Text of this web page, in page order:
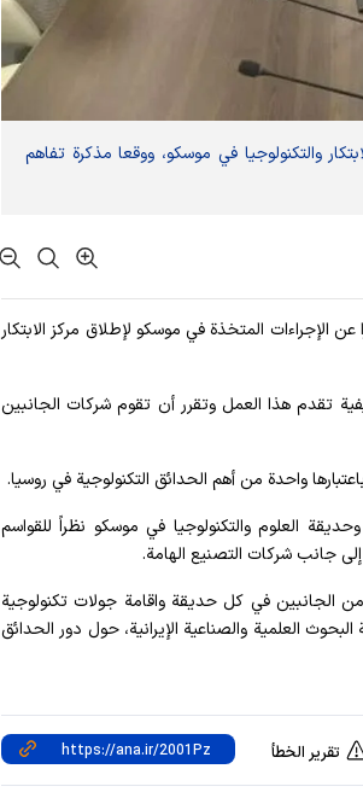
والتكنولوجيا في موسكو، ووقعا مذكرة تفاهم
عن الإجراءات المتخذة في موسكو لإطلاق مركز الابتكار
تقدم هذا العمل وتقرر أن تقوم شركات الجانبين
واحدة من أهم الحدائق التكنولوجية في روسيا.
العلوم والتكنولوجيا في موسكو نظراً للقواسم
جانب شركات التصنيع الهامة.
من الجانبين في كل حدیقة واقامة جولات تكنولوجية
العلمية والصناعية الإيرانية، حول دور الحدائق
تقرير الخطأ